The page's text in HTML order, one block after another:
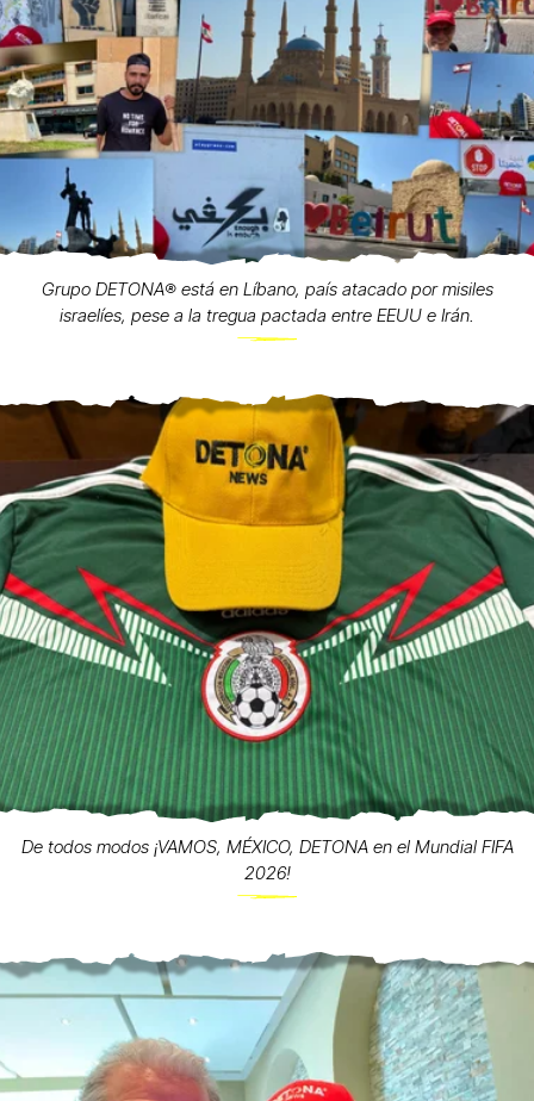
Grupo DETONA®️ está en Líbano, país atacado por misiles
israelíes, pese a la tregua pactada entre EEUU e Irán.
De todos modos ¡VAMOS, MÉXICO, DETONA en el Mundial FIFA
2026!